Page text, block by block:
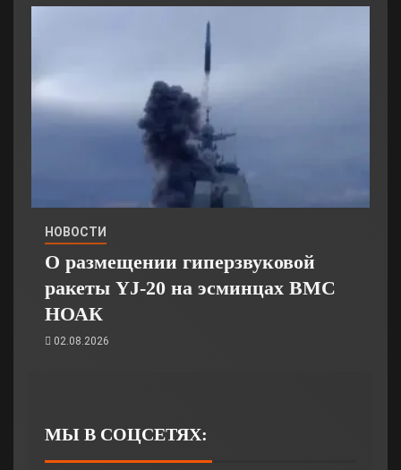
НОВОСТИ
О размещении гиперзвуковой
ракеты YJ-20 на эсминцах ВМС
НОАК
02.08.2026
МЫ В СОЦСЕТЯХ: